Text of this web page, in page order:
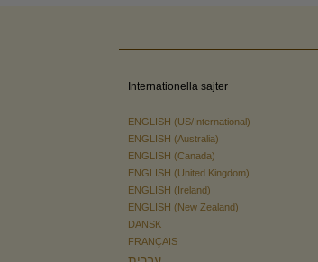
Internationella sajter
ENGLISH (US/International)
ENGLISH (Australia)
ENGLISH (Canada)
ENGLISH (United Kingdom)
ENGLISH (Ireland)
ENGLISH (New Zealand)
DANSK
FRANÇAIS